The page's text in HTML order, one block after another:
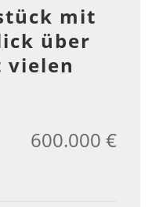
mit
über
vielen
600.000 €